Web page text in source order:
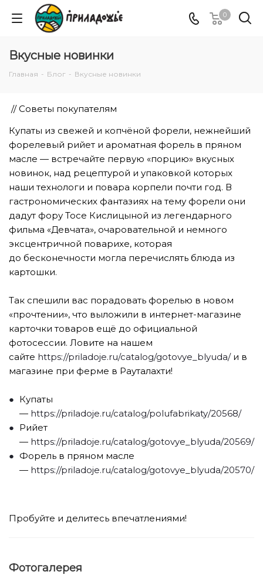
0
Вкусные новинки
Главная - Блог - Вкусные новинки
// Советы покупателям
Купаты из свежей и копчёной форели, нежнейший
форелевый рийет и ароматная форель в пряном
масле — встречайте первую «порцию» вкусных
новинок, над рецептурой и упаковкой которых
наши технологи и повара корпели почти год. В
гастрономических фантазиях на тему форели они
дадут фору Тосе Кислицыной из легендарного
фильма «Девчата», очаровательной и немного
эксцентричной поварихе, которая
до бесконечности могла перечислять блюда из
картошки.
Так спешили вас порадовать форелью в новом
«прочтении», что выложили в интернет-магазине
карточки товаров ещё до официальной
фотосессии. Ловите на нашем
сайте https://priladoje.ru/catalog/gotovye_blyuda/и в
магазине при ферме в Рауталахти!
Купаты
— https://priladoje.ru/catalog/polufabrikaty/20568/
Рийет
— https://priladoje.ru/catalog/gotovye_blyuda/20569/
Форель в пряном масле
— https://priladoje.ru/catalog/gotovye_blyuda/20570/
Пробуйте и делитесь впечатлениями!
Фотогалерея